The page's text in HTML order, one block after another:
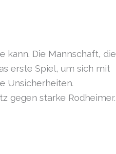
kann. Die Mannschaft, die
erste Spiel, um sich mit
Unsicherheiten.
gegen starke Rodheimer.